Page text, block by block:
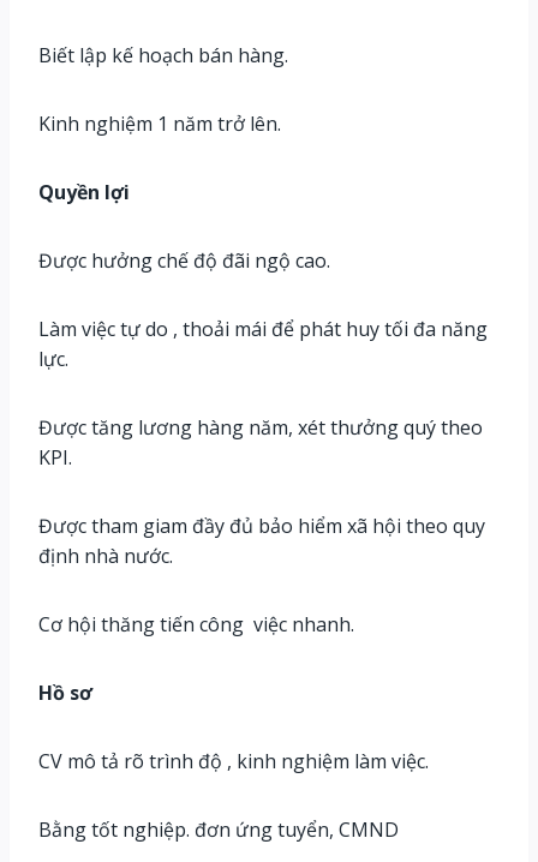
Biết lập kế hoạch bán hàng.
Kinh nghiệm 1 năm trở lên.
Quyền lợi
Được hưởng chế độ đãi ngộ cao.
Làm việc tự do , thoải mái để phát huy tối đa năng
lực.
Được tăng lương hàng năm, xét thưởng quý theo
KPI.
Được tham giam đầy đủ bảo hiểm xã hội theo quy
định nhà nước.
Cơ hội thăng tiến công việc nhanh.
Hồ sơ
CV mô tả rõ trình độ , kinh nghiệm làm việc.
Bằng tốt nghiệp. đơn ứng tuyển, CMND